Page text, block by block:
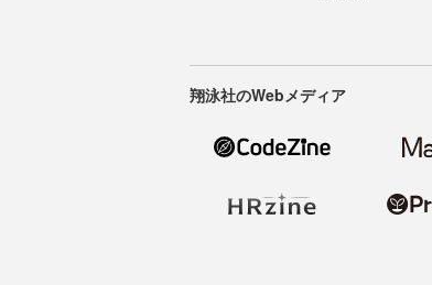
翔泳社のWebメディア